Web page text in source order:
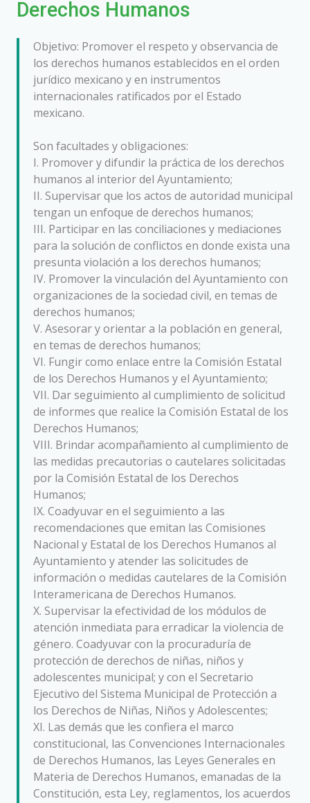
Derechos Humanos
Objetivo: Promover el respeto y observancia de
los derechos humanos establecidos en el orden
jurídico mexicano y en instrumentos
internacionales ratificados por el Estado
mexicano.
Son facultades y obligaciones:
I. Promover y difundir la práctica de los derechos
humanos al interior del Ayuntamiento;
II. Supervisar que los actos de autoridad municipal
tengan un enfoque de derechos humanos;
III. Participar en las conciliaciones y mediaciones
para la solución de conflictos en donde exista una
presunta violación a los derechos humanos;
IV. Promover la vinculación del Ayuntamiento con
organizaciones de la sociedad civil, en temas de
derechos humanos;
V. Asesorar y orientar a la población en general,
en temas de derechos humanos;
VI. Fungir como enlace entre la Comisión Estatal
de los Derechos Humanos y el Ayuntamiento;
VII. Dar seguimiento al cumplimiento de solicitud
de informes que realice la Comisión Estatal de los
Derechos Humanos;
VIII. Brindar acompañamiento al cumplimiento de
las medidas precautorias o cautelares solicitadas
por la Comisión Estatal de los Derechos
Humanos;
IX. Coadyuvar en el seguimiento a las
recomendaciones que emitan las Comisiones
Nacional y Estatal de los Derechos Humanos al
Ayuntamiento y atender las solicitudes de
información o medidas cautelares de la Comisión
Interamericana de Derechos Humanos.
X. Supervisar la efectividad de los módulos de
atención inmediata para erradicar la violencia de
género. Coadyuvar con la procuraduría de
protección de derechos de niñas, niños y
adolescentes municipal; y con el Secretario
Ejecutivo del Sistema Municipal de Protección a
los Derechos de Niñas, Niños y Adolescentes;
XI. Las demás que les confiera el marco
constitucional, las Convenciones Internacionales
de Derechos Humanos, las Leyes Generales en
Materia de Derechos Humanos, emanadas de la
Constitución, esta Ley, reglamentos, los acuerdos